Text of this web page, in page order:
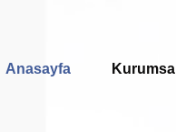
Anasayfa Kurumsal